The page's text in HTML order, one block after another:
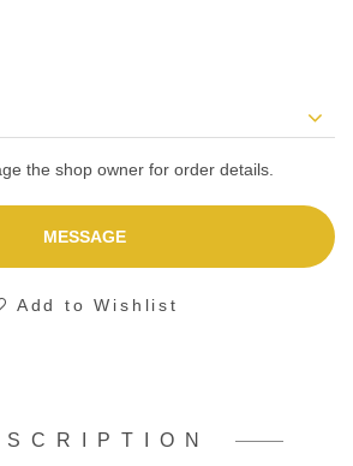
the shop owner for order details.
MESSAGE
Add to Wishlist